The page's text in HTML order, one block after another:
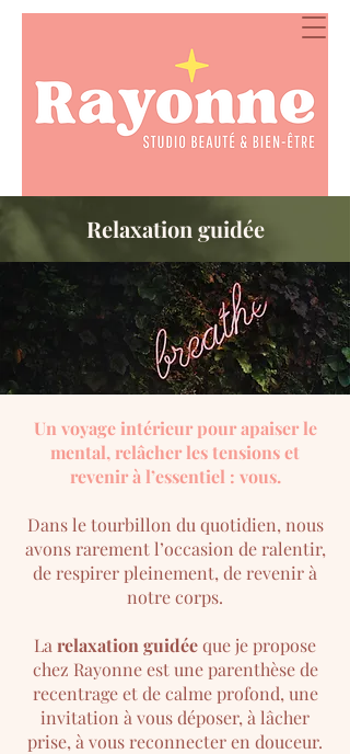
Relaxation guidée
Un voyage intérieur pour apaiser le
mental, relâcher les tensions et
revenir à l’essentiel : vous.
Dans le tourbillon du quotidien, nous
avons rarement l’occasion de ralentir,
de respirer pleinement, de revenir à
notre corps.
La relaxation guidéeque je propose
chez Rayonne est une parenthèse de
recentrage et de calme profond, une
invitation à vous déposer, à lâcher
prise, à vous reconnecter en douceur.